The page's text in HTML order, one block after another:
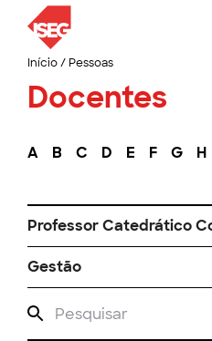
Início/ Pessoas
Docentes
A B C D E F G H
Professor Catedrático
Gestão